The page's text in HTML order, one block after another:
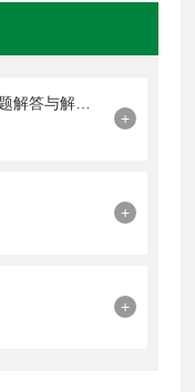
+
+
+